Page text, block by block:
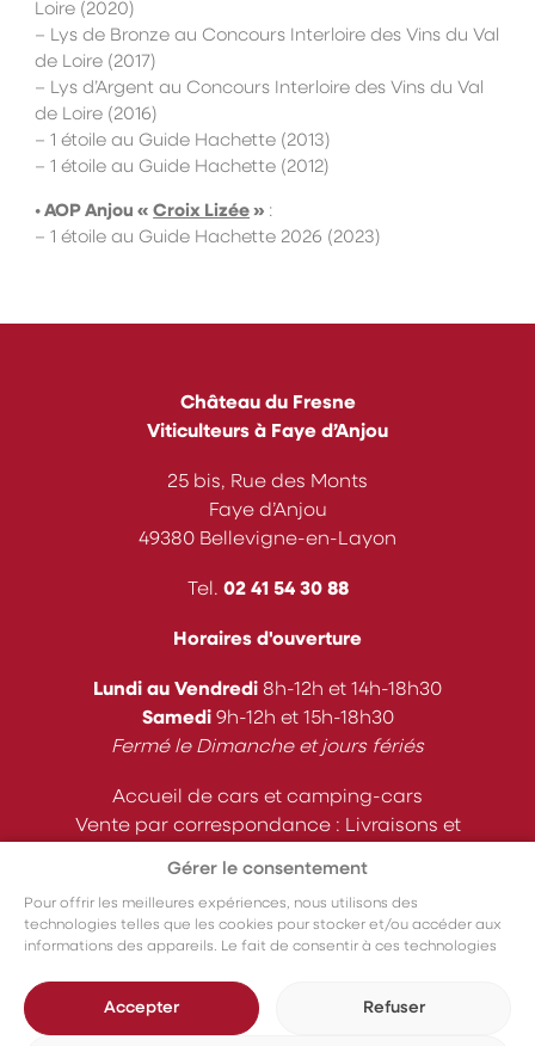
Gérer le consentement
Pour offrir les meilleures expériences, nous utilisons des
technologies telles que les cookies pour stocker et/ou accéder aux
informations des appareils. Le fait de consentir à ces technologies
de navigation ou les ID uniques sur ce site. Le fait de ne pas
consentir ou de retirer son consentement peut avoir un effet négatif
sur certaines caractéristiques et fonctions.
Accepter Refuser
Loire (2020)
– Lys de Bronze au Concours Interloire des Vins du Val
de Loire (2017)
– Lys d’Argent au Concours Interloire des Vins du Val
de Loire (2016)
– 1 étoile au Guide Hachette (2013)
– 1 étoile au Guide Hachette (2012)
• AOP Anjou « Croix Lizée » :
– 1 étoile au Guide Hachette 2026 (2023)
Château du Fresne
Viticulteurs à Faye d’Anjou
25 bis, Rue des Monts
Faye d’Anjou
49380 Bellevigne-en-Layon
Tel. 02 41 54 30 88
Horaires d'ouverture
Lundi au Vendredi 8h-12h et 14h-18h30
Samedi 9h-12h et 15h-18h30
Fermé le Dimanche et jours fériés
Accueil de cars et camping-cars
Vente par correspondance : Livraisons et
Suivez-nous